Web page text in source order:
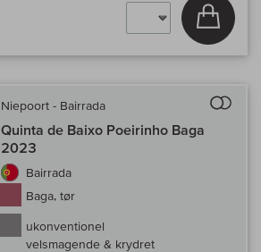
Læg i
Niepoort - Bairrada
Quinta de Baixo Poeirinho Baga
2023
Bairrada
Baga, tør
ukonventionel
velsmagende & krydret